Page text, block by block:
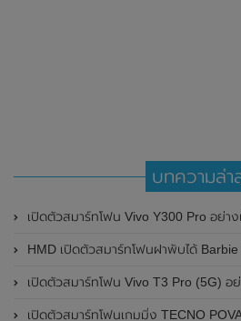
บทความล่า
เปิดตัวสมาร์ทโฟน Vivo Y300 Pro อย่างเป็นทางการแล้วในประเทศจีน มาพร้อมดีไซน์พรีเมี่ยม ทนทาน
HMD เปิดตัวสมาร์ทโฟนฝาพับได้ Barbie Phone อย่าง
เปิดตัวสมาร์ทโฟน Vivo T3 Pro (5G) อย่างเ
เปิดตัวสมาร์ทโฟนเกมมิ่ง TECNO POVA 6 Neo อย่างเป็นทา